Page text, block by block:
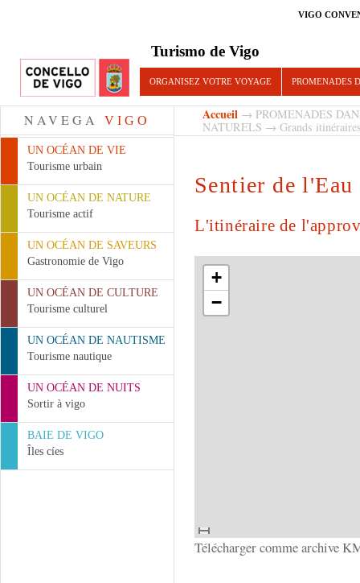
VIGO
Turismo de Vigo
ORGANISEZ VOTRE VOYAGE PROMENADES
NAVEGA VIGO
UN OCÉAN DE VIE
Tourisme urbain
UN OCÉAN DE NATURE
Tourisme actif
UN OCÉAN DE SAVEURS
Gastronomie de Vigo
UN OCÉAN DE CULTURE
Tourisme culturel
UN OCÉAN DE NAUTISME
Tourisme nautique
UN OCÉAN DE NUITS
Sortir à vigo
BAIE DE VIGO
Îles cíes
Accueil → PROMENADES
NATURELS → Grands
Sentier de l'Eau
L'itinéraire de
+
−
Télécharger comme archive